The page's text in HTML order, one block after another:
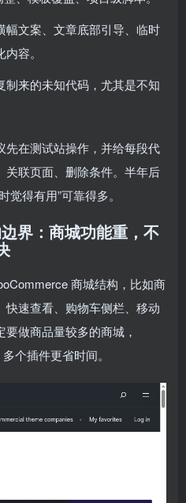
幅文案、文章底部引导、临时
容。
制来的未知代码，尤其是不知
在测试站操作，并给每段代
联页面、删除条件。半年后
得有用”可靠得多。
界：商城功能重，不
商城结构，比如商
速查看、购物车侧栏、移动
做商品量较多的商城，
个插件更省时间。